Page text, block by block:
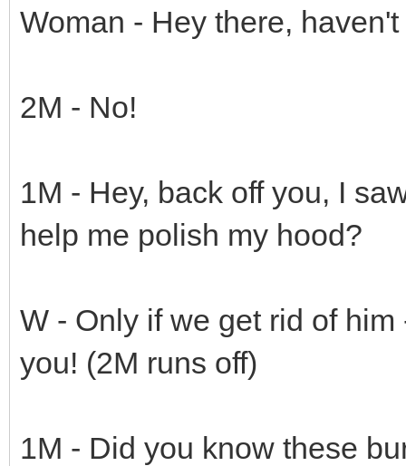
Woman - Hey there,
2M - No!
1M - Hey, back off you, I
help me polish my hood?
W - Only if we get rid of
you! (2M runs off)
1M - Did you know these